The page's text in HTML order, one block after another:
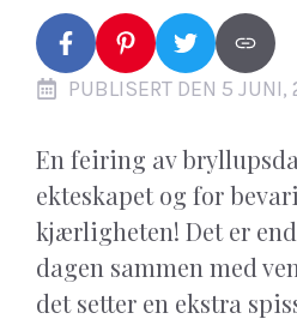
PUBLISERT DEN 5 JUNI,
En feiring av
ekteskapet og for
kjærligheten! Det er
dagen sammen med
det setter en ekstra